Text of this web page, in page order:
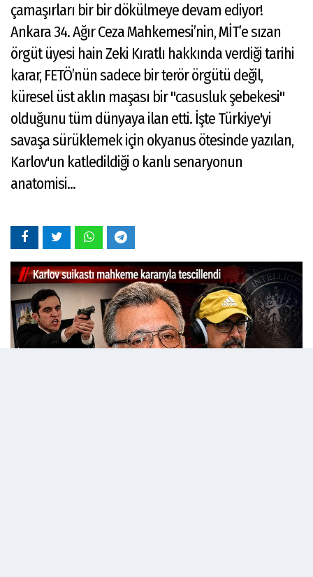
çamaşırları bir bir dökülmeye devam ediyor!
Ankara 34. Ağır Ceza Mahkemesi’nin, MİT’e sızan
örgüt üyesi hain Zeki Kıratlı hakkında verdiği tarihi
karar, FETÖ’nün sadece bir terör örgütü değil,
küresel üst aklın maşası bir "casusluk şebekesi"
olduğunu tüm dünyaya ilan etti. İşte Türkiye'yi
savaşa sürüklemek için okyanus ötesinde yazılan,
Karlov'un katledildiği o kanlı senaryonun
anatomisi...